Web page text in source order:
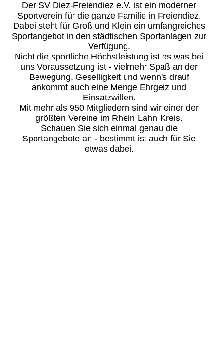
Der SV Diez-Freiendiez e.V. ist ein moderner
Sportverein für die ganze Familie in Freiendiez.
Dabei steht für Groß und Klein ein umfangreiches
Sportangebot in den städtischen Sportanlagen zur
Verfügung.
Nicht die sportliche Höchstleistung ist es was bei
uns Voraussetzung ist - vielmehr Spaß an der
Bewegung, Geselligkeit und wenn's drauf
ankommt auch eine Menge Ehrgeiz und
Einsatzwillen.
Mit mehr als 950 Mitgliedern sind wir einer der
größten Vereine im Rhein-Lahn-Kreis.
Schauen Sie sich einmal genau die
Sportangebote an - bestimmt ist auch für Sie
etwas dabei.